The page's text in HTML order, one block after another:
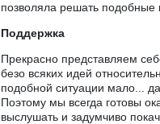
позволяла решать подобные
Поддержка
Прекрасно представляем
безо всяких идей
подобной ситуации мало...
Поэтому мы всегда готовы
выслушать и задумчиво